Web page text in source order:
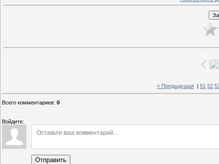
« Предыдущая 51 52
Всего комментариев: 0
Войдите:
Отправить